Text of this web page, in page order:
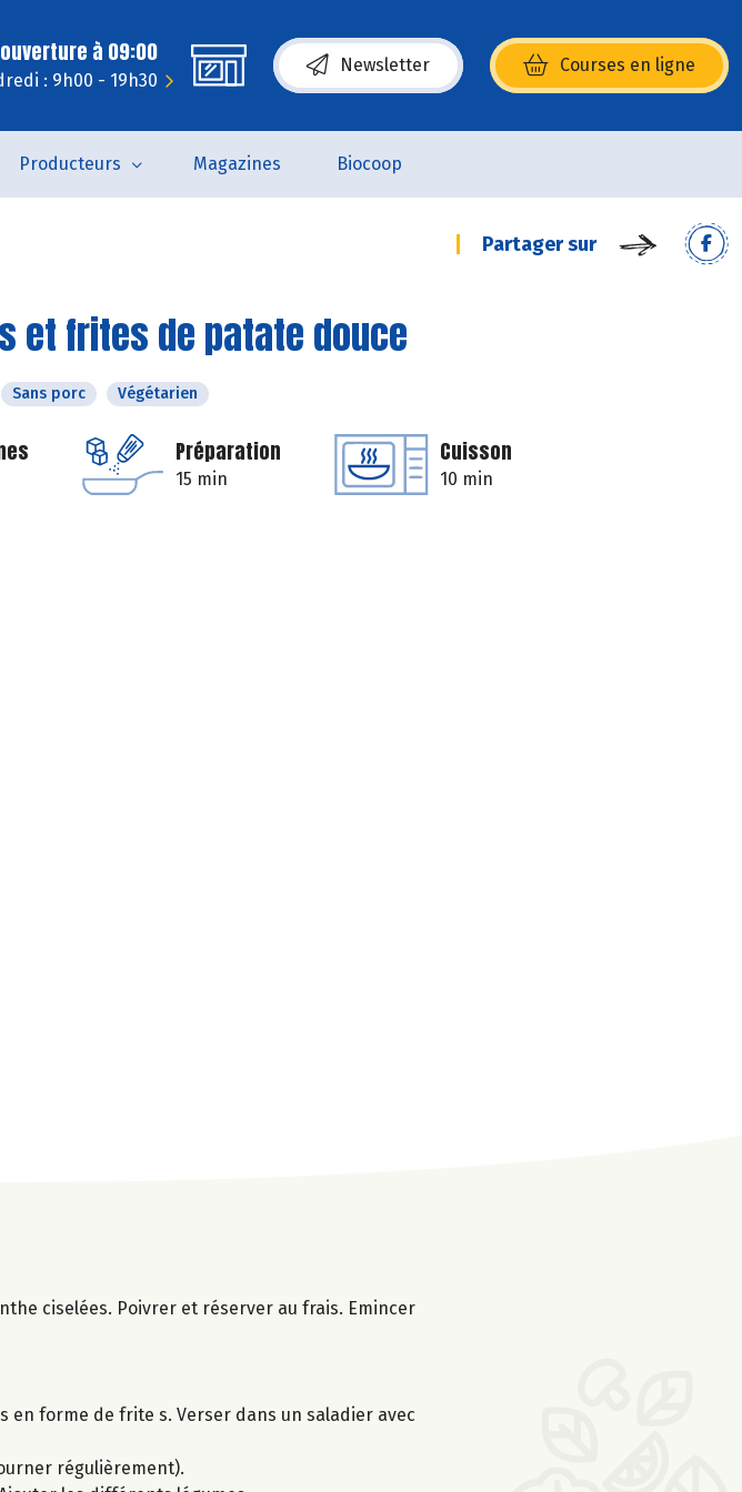
à 09:00
: 9h00 - 19h30
Newsletter Courses en ligne
(s’ouvre dans une nouvelle fenêtre)
Producteurs Magazines Biocoop
Partager sur
et frites de patate douce
Sans porc Végétarien
Préparation
15 min
Cuisson
10 min
ciselées. Poivrer et réserver au frais. Emincer
en forme de frite s. Verser dans un saladier avec
régulièrement).